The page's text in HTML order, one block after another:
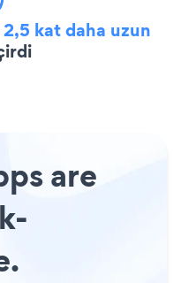
2,5 kat daha uzun
are